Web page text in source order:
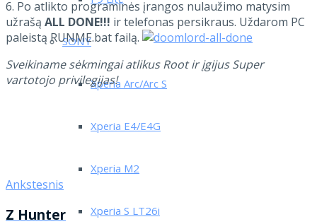
SONY
Xperia Arc/Arc S
Xperia E4/E4G
Xperia M2
Xperia S LT26i
6. Po atlikto programinės įrangos nulaužimo matysim
užrašą ALL DONE!!! ir telefonas persikraus. Uždarom PC
paleistą RUNME.bat failą.
Sveikiname sėkmingai atlikus Root ir įgijus Super
vartotojo privilegijas!
Ankstesnis
Z Hunter